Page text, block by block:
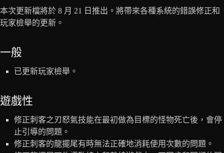
本次更新檔將於 8 月 21 日推出。將帶來各種系統的錯誤修正和
玩家檢舉的更新。
一般
已更新玩家檢舉。
遊戲性
修正刺客之刃怒氣技能在最初做為目標的怪物死亡後，會停
止引導的問題。
修正刺客的龍擺尾有時無法正確地消耗使用次數的問題。